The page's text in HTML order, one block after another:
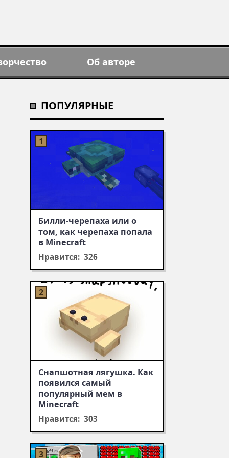
Об авторе
ПОПУЛЯРНЫЕ
Билли-черепаха или о
том, как черепаха попала
в Minecraft
Нравится: 326
Снапшотная лягушка. Как
появился самый
популярный мем в
Minecraft
Нравится: 303